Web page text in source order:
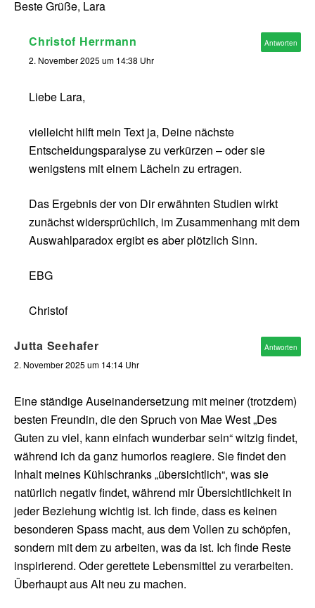
Beste Grüße, Lara
Christof Herrmann
2. November 2025 um 14:38 Uhr
Liebe Lara,
vielleicht hilft mein Text ja, Deine nächste
Entscheidungsparalyse zu verkürzen – oder sie
wenigstens mit einem Lächeln zu ertragen.
Das Ergebnis der von Dir erwähnten Studien wirkt
zunächst widersprüchlich, im Zusammenhang mit dem
Auswahlparadox ergibt es aber plötzlich Sinn.
EBG
Christof
Antworten
Jutta Seehafer
2. November 2025 um 14:14 Uhr
Eine ständige Auseinandersetzung mit meiner (trotzdem)
besten Freundin, die den Spruch von Mae West „Des
Guten zu viel, kann einfach wunderbar sein“ witzig findet,
während ich da ganz humorlos reagiere. Sie findet den
Inhalt meines Kühlschranks „übersichtlich“, was sie
natürlich negativ findet, während mir Übersichtlichkeit in
jeder Beziehung wichtig ist. Ich finde, dass es keinen
besonderen Spass macht, aus dem Vollen zu schöpfen,
sondern mit dem zu arbeiten, was da ist. Ich finde Reste
inspirierend. Oder gerettete Lebensmittel zu verarbeiten.
Überhaupt aus Alt neu zu machen.
Antworten